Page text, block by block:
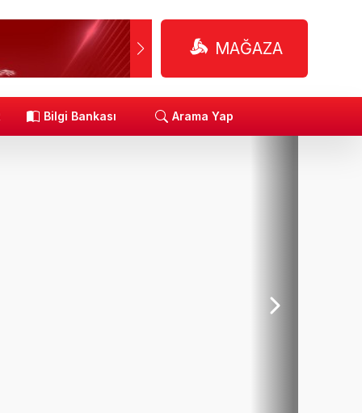
MAĞAZA
Bilgi Bankası Arama Yap